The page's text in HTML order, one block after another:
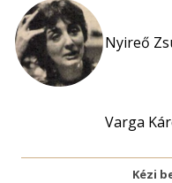
Nyireő
Varga
Kézi